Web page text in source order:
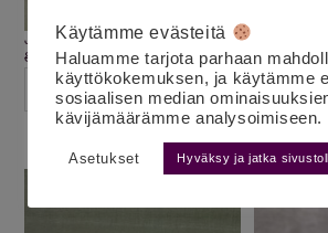
Jääkukkakynttilä vihreä kartio L
8.50
€7.00€alv 25,5%
LISÄÄ OSTOSKORIIN
6.00€alv
Käytämme evästeitä
Haluamme tarjota parhaan
käyttökokemuksen, ja käytämme
sosiaalisen median
kävijämäärämme analysoimiseen.
Asetukset Hyväksy ja jatka